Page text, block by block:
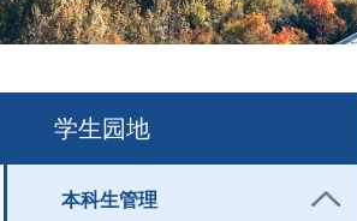
学生园地
本科生管理